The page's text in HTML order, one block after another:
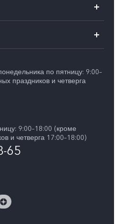
по пятницу: 9:00–
праздников и четверга
9:00–18:00 (кроме
и четверга 17:00–18:00)
65